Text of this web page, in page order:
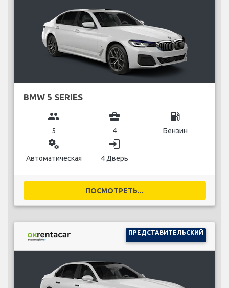
BMW 5 SERIES
group
5
business_center
4
local_gas_station
Бензин
miscellaneous_services
Автоматическая
login
4 Дверь
ПОСМОТРЕТЬ...
ПРЕДСТАВИТЕЛЬСКИЙ